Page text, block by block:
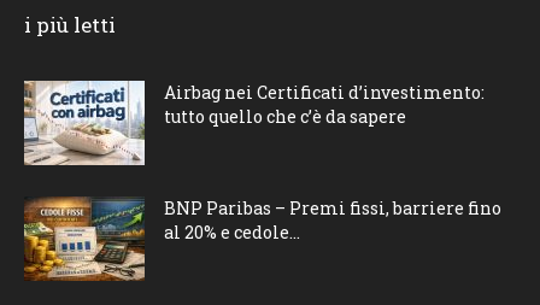
i più letti
Airbag nei Certificati d’investimento:
tutto quello che c’è da sapere
BNP Paribas – Premi fissi, barriere fino
al 20% e cedole...